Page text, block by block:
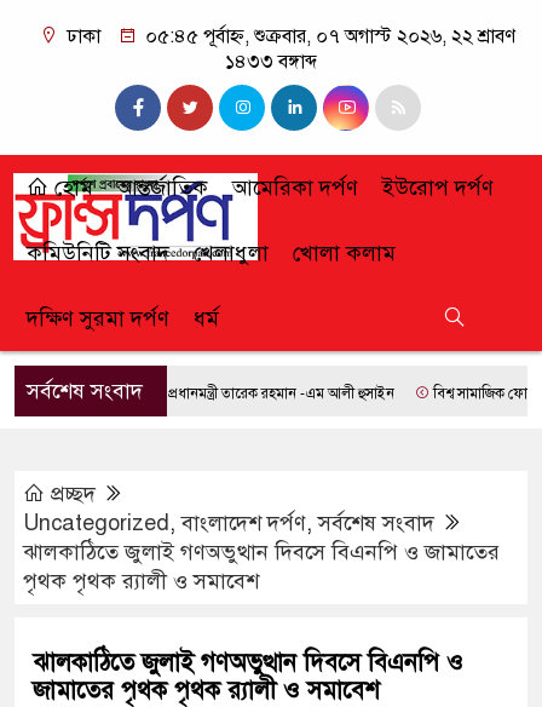
ঢাকা
০৫:৪৫ পূর্বাহ্ন, শুক্রবার, ০৭ অগাস্ট ২০২৬, ২২ শ্রাবণ
১৪৩৩ বঙ্গাব্দ
হোম আন্তর্জাতিক আমেরিকা দর্পণ ইউরোপ দর্পণ
কমিউনিটি সংবাদ খেলাধুলা খোলা কলাম
দক্ষিণ সুরমা দর্পণ ধর্ম
সর্বশেষ সংবাদপ্রধানমন্ত্রী তারেক রহমান -এম আলী হুসাইন বিশ্ব সামাজিক ফোরামে
প্রচ্ছদ
Uncategorized,বাংলাদেশ দর্পণ,সর্বশেষ সংবাদ
ঝালকাঠিতে জুলাই গণঅভুত্থান দিবসে বিএনপি ও জামাতের
পৃথক পৃথক র‍্যালী ও সমাবেশ
ঝালকাঠিতে জুলাই গণঅভুত্থান দিবসে বিএনপি ও
জামাতের পৃথক পৃথক র‍্যালী ও সমাবেশ